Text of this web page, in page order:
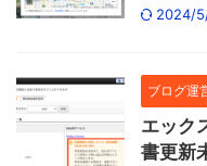
2024/
ブログ運
エック
書更新